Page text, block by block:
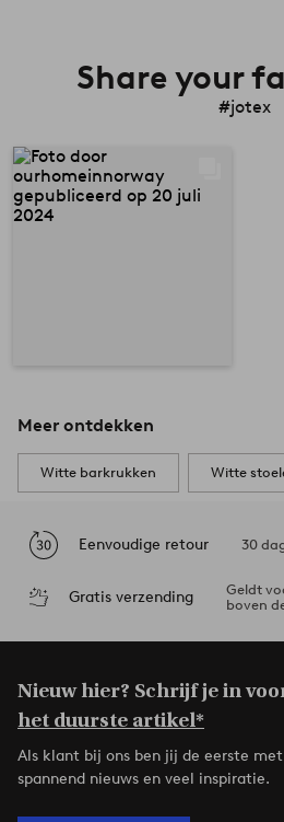
Share your
#jotex
Meer ontdekken
Witte barkrukken Witte
Eenvoudige retour 30
Gratis verzending
Geldt
boven
Nieuw hier? Schrijf je in
het duurste artikel*
Als klant bij ons ben jij de eerste
spannend nieuws en veel inspiratie.